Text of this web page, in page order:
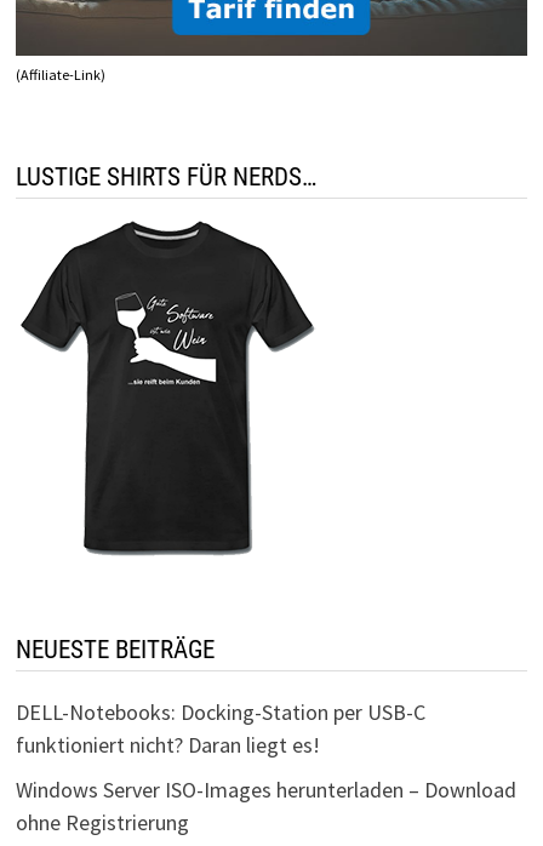
(Affiliate-Link)
LUSTIGE SHIRTS FÜR NERDS…
NEUESTE BEITRÄGE
DELL-Notebooks: Docking-Station per USB-C
funktioniert nicht? Daran liegt es!
Windows Server ISO-Images herunterladen – Download
ohne Registrierung